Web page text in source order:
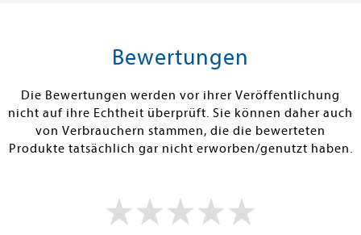
Warenkorb
Bewertungen
Die Bewertungen werden vor ihrer Veröffentlichung
nicht auf ihre Echtheit überprüft. Sie können daher auch
von Verbrauchern stammen, die die bewerteten
Produkte tatsächlich gar nicht erworben/genutzt haben.